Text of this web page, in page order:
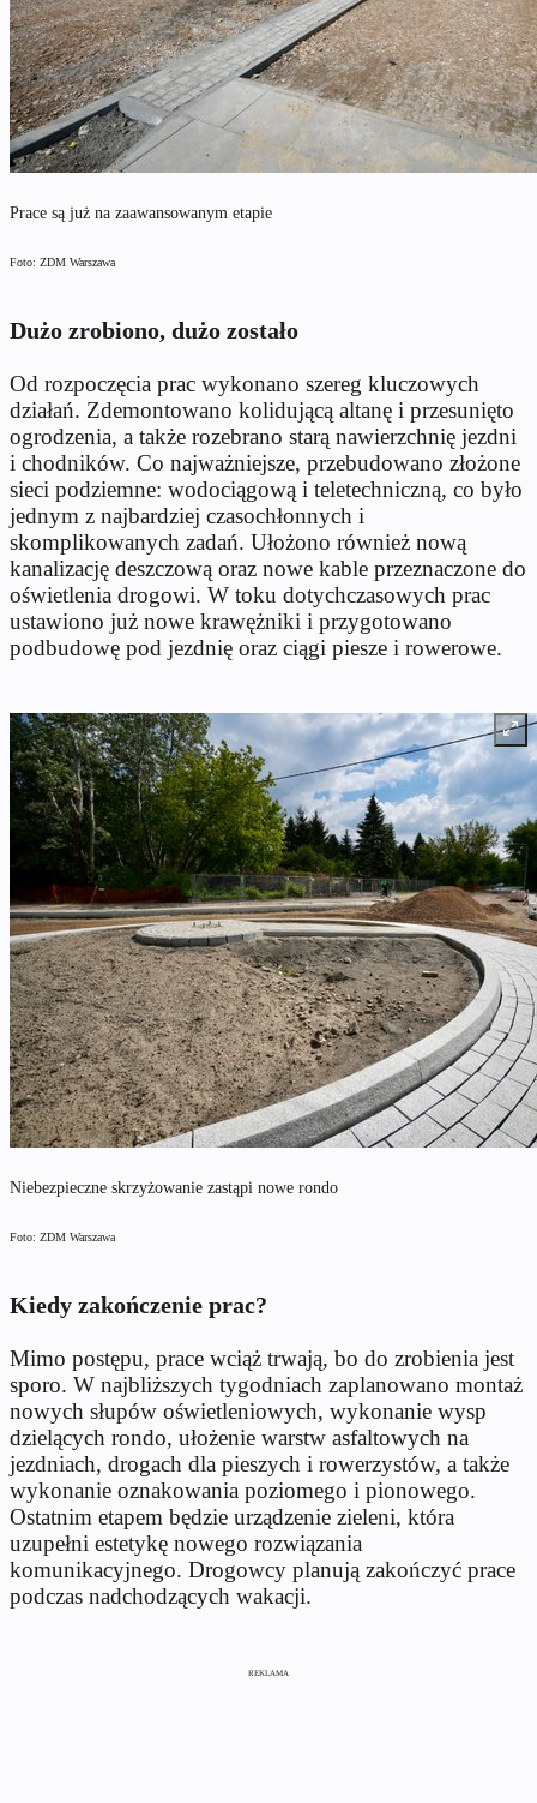
Prace są już na zaawansowanym etapie
Foto: ZDM Warszawa
Dużo zrobiono, dużo zostało
Od rozpoczęcia prac wykonano szereg kluczowych
działań. Zdemontowano kolidującą altanę i przesunięto
ogrodzenia, a także rozebrano starą nawierzchnię jezdni
i chodników. Co najważniejsze, przebudowano złożone
sieci podziemne: wodociągową i teletechniczną, co było
jednym z najbardziej czasochłonnych i
skomplikowanych zadań. Ułożono również nową
kanalizację deszczową oraz nowe kable przeznaczone do
oświetlenia drogowi. W toku dotychczasowych prac
ustawiono już nowe krawężniki i przygotowano
podbudowę pod jezdnię oraz ciągi piesze i rowerowe.
Niebezpieczne skrzyżowanie zastąpi nowe rondo
Foto: ZDM Warszawa
Kiedy zakończenie prac?
Mimo postępu, prace wciąż trwają, bo do zrobienia jest
sporo. W najbliższych tygodniach zaplanowano montaż
nowych słupów oświetleniowych, wykonanie wysp
dzielących rondo, ułożenie warstw asfaltowych na
jezdniach, drogach dla pieszych i rowerzystów, a także
wykonanie oznakowania poziomego i pionowego.
Ostatnim etapem będzie urządzenie zieleni, która
uzupełni estetykę nowego rozwiązania
komunikacyjnego. Drogowcy planują zakończyć prace
podczas nadchodzących wakacji.
REKLAMA